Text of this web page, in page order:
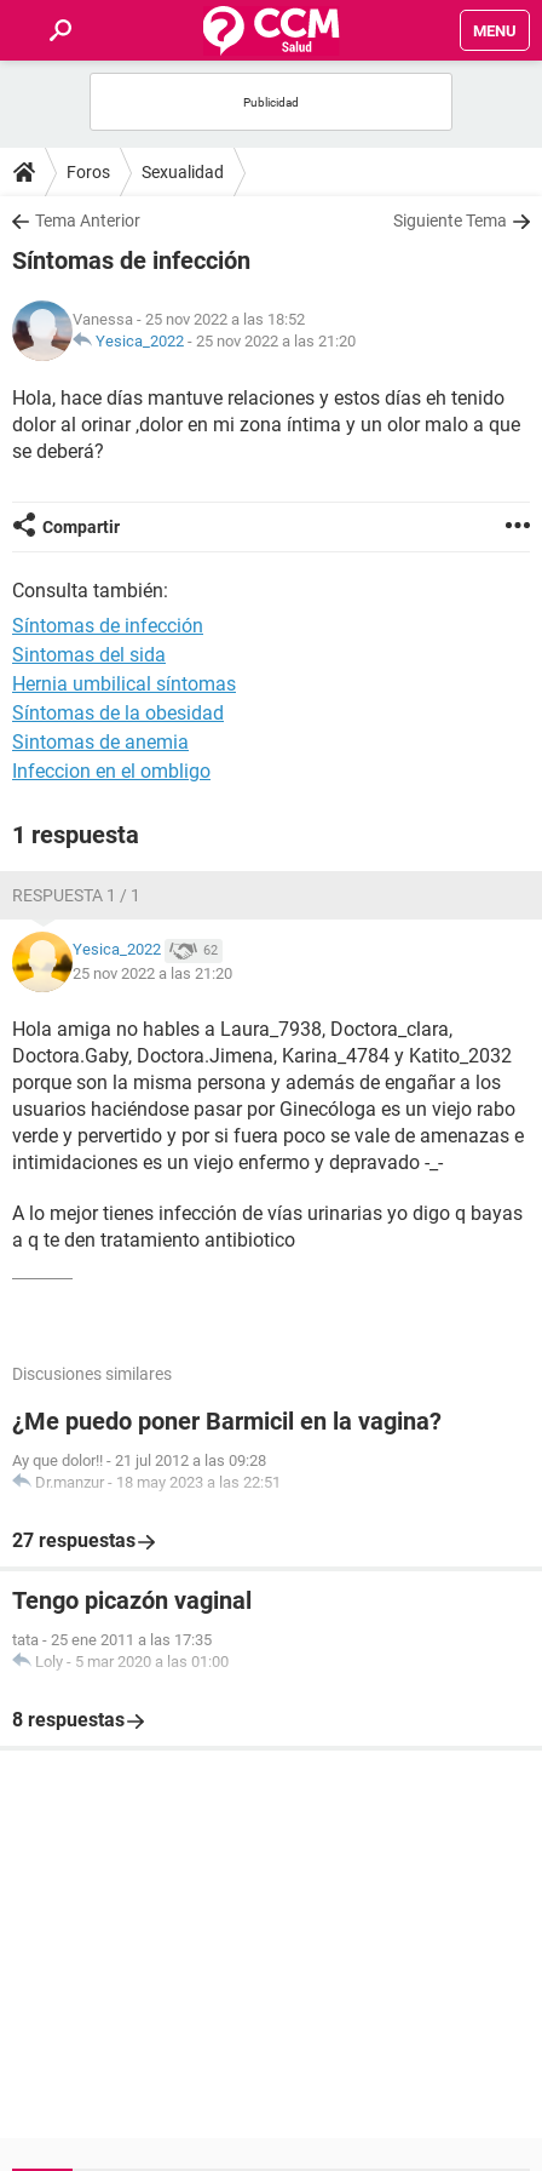
MENU
FOROS
SALUD
NUTRICIÓN
BIENESTAR
SEXUALIDAD
GLOSARIO
Foros Sexualidad
Tema Anterior Siguiente Tema
Síntomas de infección
Vanessa - 25 nov 2022 a las 18:52
Yesica_2022 - 25 nov 2022 a las 21:20
Hola, hace días mantuve relaciones y estos días eh tenido
dolor al orinar ,dolor en mi zona íntima y un olor malo a que
se deberá?
Compartir
Consulta también:
Síntomas de infección
Sintomas del sida
Hernia umbilical síntomas
Síntomas de la obesidad
Sintomas de anemia
Infeccion en el ombligo
1 respuesta
RESPUESTA 1 / 1
Yesica_2022 62
25 nov 2022 a las 21:20
Hola amiga no hables a Laura_7938, Doctora_clara,
Doctora.Gaby, Doctora.Jimena, Karina_4784 y Katito_2032
porque son la misma persona y además de engañar a los
usuarios haciéndose pasar por Ginecóloga es un viejo rabo
verde y pervertido y por si fuera poco se vale de amenazas e
intimidaciones es un viejo enfermo y depravado -_-
A lo mejor tienes infección de vías urinarias yo digo q bayas
a q te den tratamiento antibiotico
Discusiones similares
¿Me puedo poner Barmicil en la vagina?
Ay que dolor!! - 21 jul 2012 a las 09:28
Dr.manzur - 18 may 2023 a las 22:51
27 respuestas
Tengo picazón vaginal
tata - 25 ene 2011 a las 17:35
Loly - 5 mar 2020 a las 01:00
8 respuestas